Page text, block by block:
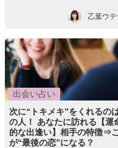
乙葉ウテ
出会い占い
次に“トキメキ”をくれるの
の人！ あなたに訪れる【運
的な出逢い】相手の特徴⇒
が“最後の恋”になる？